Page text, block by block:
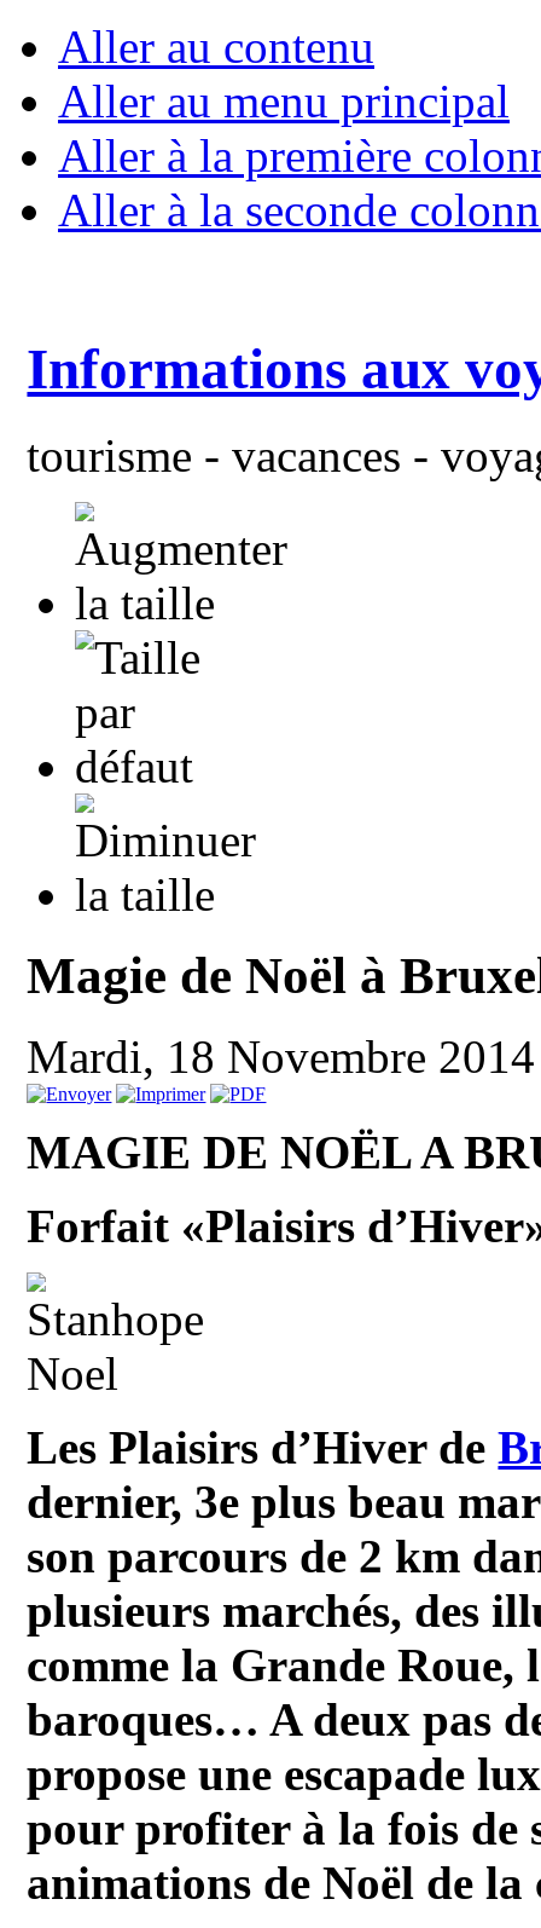
Aller au contenu
Aller au menu principal
Aller à la première
Aller à la seconde
Informations aux
tourisme - vacances -
Magie de Noël à
Mardi, 18 Novembre
MAGIE DE NOËL A
Forfait «Plaisirs
Les Plaisirs d’Hiver de
dernier, 3e plus beau
son parcours de 2 km
plusieurs marchés, des
comme la Grande Roue,
baroques… A deux pas
propose une escapade
pour profiter à la fois de
animations de Noël de